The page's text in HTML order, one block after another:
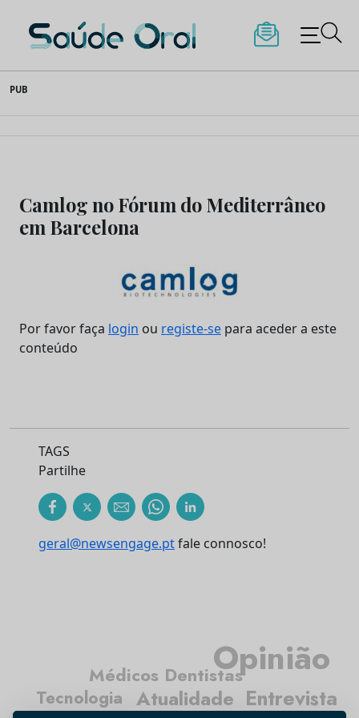
to
content
Saúde Oral
PUB
Camlog no Fórum do Mediterrâneo
em Barcelona
Por favor faça login ou registe-se para aceder a este
conteúdo
TAGS
Partilhe
geral@newsengage.ptfale connosco!
Atualidade
Médicos Dentistas
Entrevista
Opinião
Tecnologia